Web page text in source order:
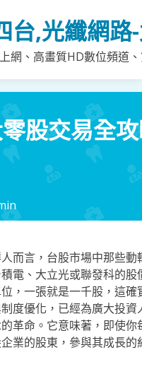
台,光纖網路
網、高畫質HD數位頻道
股交易全
而言，台股市場中那些
電、大立光或聯發科的
，一張就是一千股，這
度優化，已經為廣大投
革命。它意味著，即使
業的股東，參與其成長的